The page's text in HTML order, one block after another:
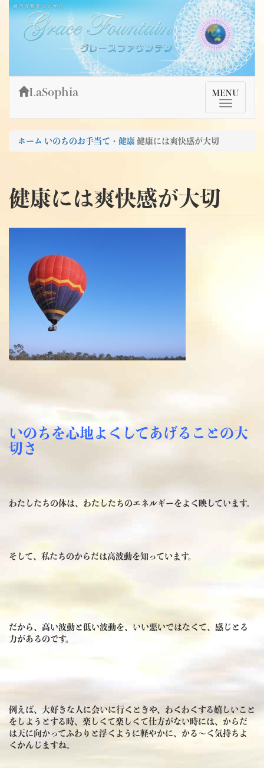
Skip
content
姫乃宮亜美公式サイト～Grace Fountain～
グレースファウンテン
TMenu
MENU
LaSophia
ホーム いのちのお手当て・健康 健康には爽快感が大切
健康には爽快感が大切
いのちを心地よくしてあげることの大
切さ
わたしたちの体は、わたしたちのエネルギーをよく映しています。
そして、私たちのからだは高波動を知っています。
だから、高い波動と低い波動を、いい悪いではなくて、感じとる
力があるのです。
例えば、大好きな人に会いに行くときや、わくわくする嬉しいこと
をしようとする時、楽しくて楽しくて仕方がない時には、からだ
は天に向かってふわりと浮くように軽やかに、かる～く気持ちよ
くかんじますね。